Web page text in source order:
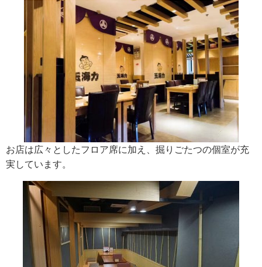
お店は広々としたフロア席に加え、掘りごたつの個室が充
実しています。